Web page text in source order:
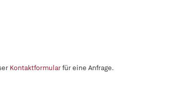
Kontaktformularfür eine Anfrage.